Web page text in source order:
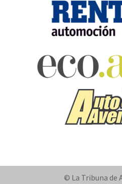
© La Tribuna de